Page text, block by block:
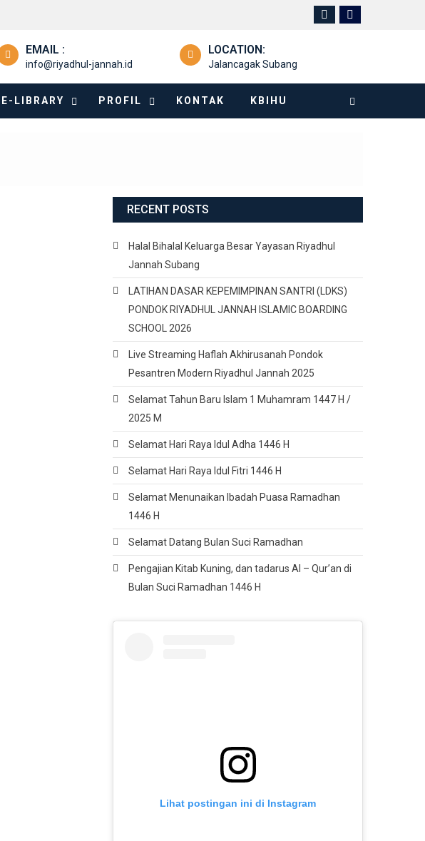
EMAIL :
info@riyadhul-jannah.id
LOCATION:
Jalancagak Subang
E-LIBRARY PROFIL KONTAK KBIHU
RECENT POSTS
Halal Bihalal Keluarga Besar Yayasan Riyadhul
Jannah Subang
LATIHAN DASAR KEPEMIMPINAN SANTRI (LDKS)
PONDOK RIYADHUL JANNAH ISLAMIC BOARDING
SCHOOL 2026
Live Streaming Haflah Akhirusanah Pondok
Pesantren Modern Riyadhul Jannah 2025
Selamat Tahun Baru Islam 1 Muhamram 1447 H /
2025 M
Selamat Hari Raya Idul Adha 1446 H
Selamat Hari Raya Idul Fitri 1446 H
Selamat Menunaikan Ibadah Puasa Ramadhan
1446 H
Selamat Datang Bulan Suci Ramadhan
Pengajian Kitab Kuning, dan tadarus Al – Qur’an di
Bulan Suci Ramadhan 1446 H
Lihat postingan ini di Instagram